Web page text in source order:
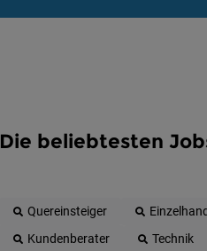
Die beliebtesten
Quereinsteiger
Kundenberater
Technik